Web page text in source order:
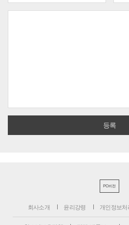
PC버전
회사소개 윤리강령 개인정보처